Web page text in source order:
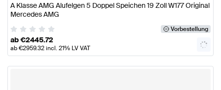
A Klasse AMG Alufelgen 5 Doppel Speichen 19 Zoll W177 Original
Mercedes AMG
Vorbestellung
ab€2445.72
ab€2959.32incl. 21% LV VAT